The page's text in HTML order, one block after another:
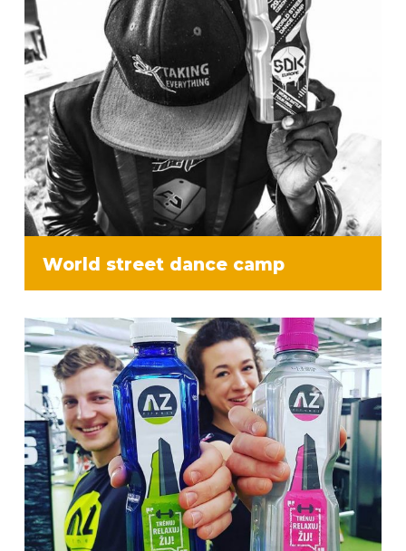
World street dance camp